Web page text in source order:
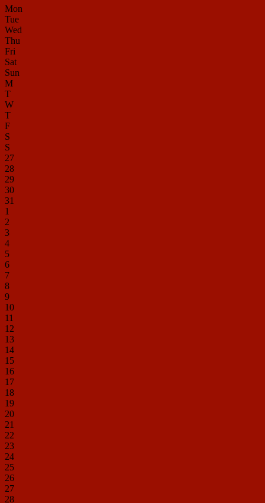
Mon
Tue
Wed
Thu
Fri
Sat
Sun
M
T
W
T
F
S
S
27
28
29
30
31
1
2
3
4
5
6
7
8
9
10
11
12
13
14
15
16
17
18
19
20
21
22
23
24
25
26
27
28